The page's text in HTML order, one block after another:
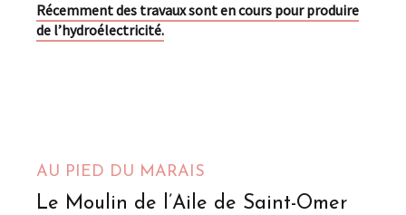
Récemment des travaux sont en cours pour produire
de l’hydroélectricité.
AU PIED DU MARAIS
Le Moulin de l’Aile de Saint-Omer